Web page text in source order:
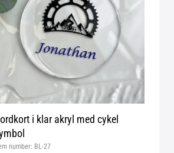
i klar akryl med cykel
number: BL-27